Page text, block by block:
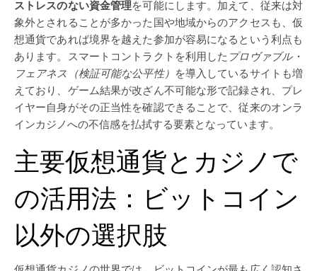
ストレスのない資金管理を可能にします。加えて、従来は対
象外とされることが多かった国や地域からのアクセスも、仮
想通貨であれば境界を越えた参加が容易になるという利点も
あります。スマートコントラクトを利用した プロヴァブル・
フェアネス（検証可能な公平性） を導入しているサイトも増
えており、ゲーム結果が改ざん不可能な形で記録され、プレ
イヤー自身がその正当性を確認できることで、従来のオンラ
インカジノへの不信感を払拭する要素となっています。
主要仮想通貨とカジノで
の活用法：ビットコイン
以外の選択肢